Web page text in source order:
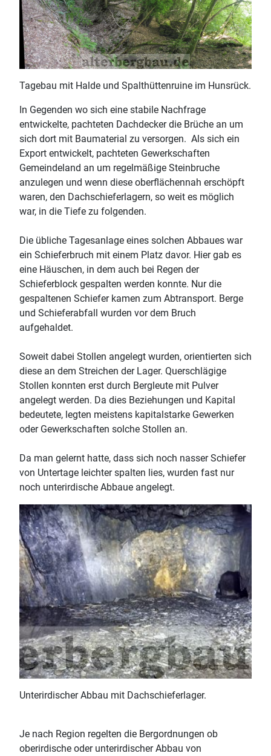
Tagebau mit Halde und Spalthüttenruine im Hunsrück.
In Gegenden wo sich eine stabile Nachfrage
entwickelte, pachteten Dachdecker die Brüche an um
sich dort mit Baumaterial zu versorgen. Als sich ein
Export entwickelt, pachteten Gewerkschaften
Gemeindeland an um regelmäßige Steinbruche
anzulegen und wenn diese oberflächennah erschöpft
waren, den Dachschieferlagern, so weit es möglich
war, in die Tiefe zu folgenden.
Die übliche Tagesanlage eines solchen Abbaues war
ein Schieferbruch mit einem Platz davor. Hier gab es
eine Häuschen, in dem auch bei Regen der
Schieferblock gespalten werden konnte. Nur die
gespaltenen Schiefer kamen zum Abtransport. Berge
und Schieferabfall wurden vor dem Bruch
aufgehaldet.
Soweit dabei Stollen angelegt wurden, orientierten sich
diese an dem Streichen der Lager. Querschlägige
Stollen konnten erst durch Bergleute mit Pulver
angelegt werden. Da dies Beziehungen und Kapital
bedeutete, legten meistens kapitalstarke Gewerken
oder Gewerkschaften solche Stollen an.
Da man gelernt hatte, dass sich noch nasser Schiefer
von Untertage leichter spalten lies, wurden fast nur
noch unterirdische Abbaue angelegt.
Unterirdischer Abbau mit Dachschieferlager.
Je nach Region regelten die Bergordnungen ob
oberirdische oder unterirdischer Abbau von